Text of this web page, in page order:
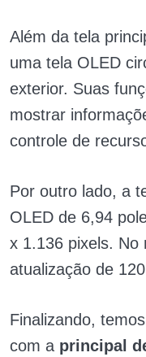
Além da tela
uma tela OLED
exterior. Suas
mostrar
controle de
Por outro lado, a
OLED de 6,94
x 1.136 pixels. No
atualização de
Finalizando,
com a principal